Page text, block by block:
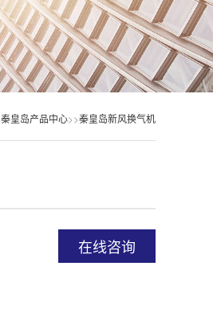
秦皇岛产品中心>>秦皇岛新风换气机
在线咨询